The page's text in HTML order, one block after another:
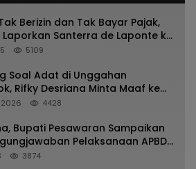
Berizin dan Tak Bayar Pajak,
Laporkan Santerra de Laponte ke
Kota Batu
5109
Soal Adat di Unggahan
Rifky Desriana Minta Maaf ke
Bupati Kubar
4428
Bupati Pesawaran Sampaikan
Pelaksanaan APBD
3874